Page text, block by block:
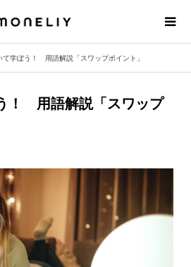
て学ぼう！ 用語解説「スワップポイント」
！ 用語解説「スワップ